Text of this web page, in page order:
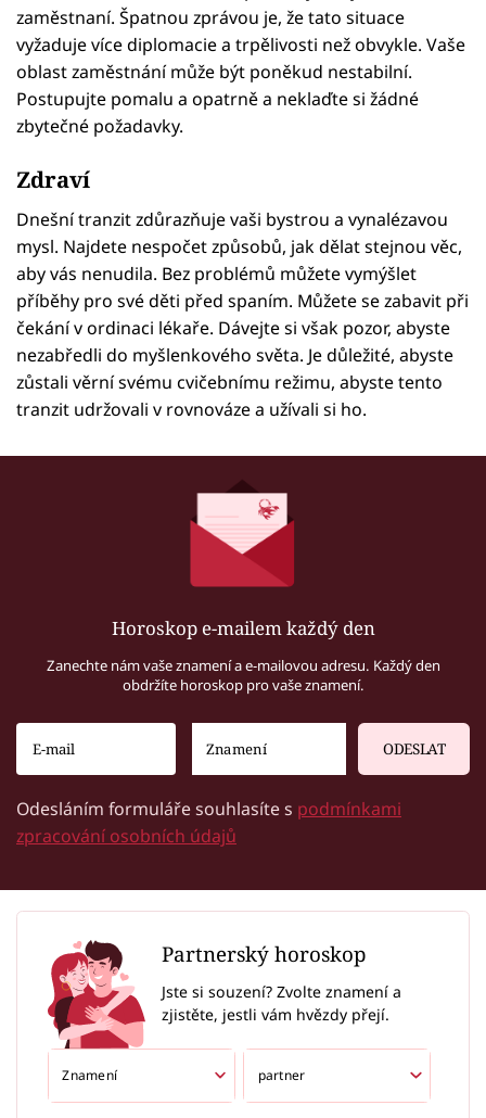
zaměstnaní. Špatnou zprávou je, že tato situace
vyžaduje více diplomacie a trpělivosti než obvykle. Vaše
oblast zaměstnání může být poněkud nestabilní.
Postupujte pomalu a opatrně a neklaďte si žádné
zbytečné požadavky.
Zdraví
Dnešní tranzit zdůrazňuje vaši bystrou a vynalézavou
mysl. Najdete nespočet způsobů, jak dělat stejnou věc,
aby vás nenudila. Bez problémů můžete vymýšlet
příběhy pro své děti před spaním. Můžete se zabavit při
čekání v ordinaci lékaře. Dávejte si však pozor, abyste
nezabředli do myšlenkového světa. Je důležité, abyste
zůstali věrní svému cvičebnímu režimu, abyste tento
tranzit udržovali v rovnováze a užívali si ho.
Horoskop e-mailem každý den
Zanechte nám vaše znamení a e-mailovou adresu. Každý den
obdržíte horoskop pro vaše znamení.
ODESLAT
Odesláním formuláře souhlasíte s podmínkami
zpracování osobních údajů
Partnerský horoskop
Jste si souzení? Zvolte znamení a
zjistěte, jestli vám hvězdy přejí.